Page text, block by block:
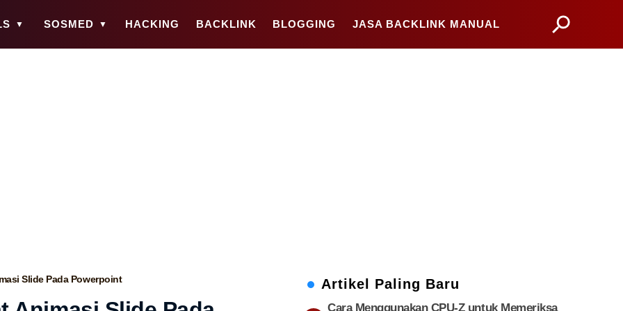
SOSMED HACKING BACKLINK BLOGGING JASA BACKLINK MANUAL
Slide Pada Powerpoint Artikel Paling Baru
Cara Menggunakan CPU-Z untuk Memeriksa